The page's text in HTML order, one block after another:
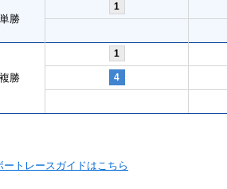
単勝
1
複勝
1
4
ートレースガイドはこちら